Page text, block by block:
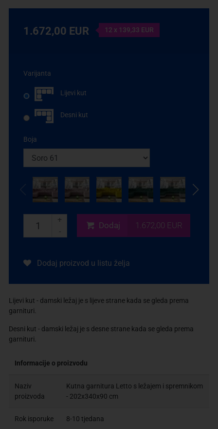
1.672,00 EUR 12 x 139,33 EUR
Varijanta
Lijevi kut
Desni kut
Boja
+
-
Dodaj 1.672,00 EUR
Dodaj proizvod u listu želja
Lijevi kut - damski ležaj je s lijeve strane kada se gleda prema
garnituri.
Desni kut - damski ležaj je s desne strane kada se gleda prema
garnituri.
Informacije o proizvodu
Naziv
proizvoda
Kutna garnitura Letto s ležajem i spremnikom
- 202x340x90 cm
Rok isporuke 8-10 tjedana